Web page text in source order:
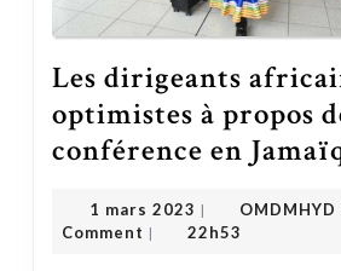
Les dirigeants
optimistes à propos
conférence en
1 mars 2023 | OMDMHYD
Comment | 22h53